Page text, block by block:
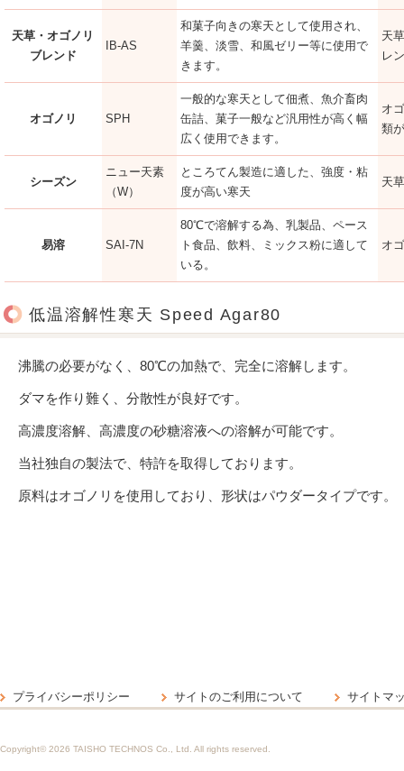
天草・オゴノリ
ブレンド
IB-AS
和菓子向きの寒天として使用され、
羊羹、淡雪、和風ゼリー等に使用で
きます。
天
レ
オゴノリ SPH
一般的な寒天として佃煮、魚介畜肉
缶詰、菓子一般など汎用性が高く幅
広く使用できます。
オ
類
シーズン
ニュー天素
（W）
ところてん製造に適した、強度・粘
度が高い寒天
天草
易溶 SAI-7N
80℃で溶解する為、乳製品、ペース
ト食品、飲料、ミックス粉に適して
いる。
オ
低温溶解性寒天 Speed Agar80
沸騰の必要がなく、80℃の加熱で、完全に溶解します。
ダマを作り難く、分散性が良好です。
高濃度溶解、高濃度の砂糖溶液への溶解が可能です。
当社独自の製法で、特許を取得しております。
原料はオゴノリを使用しており、形状はパウダータイプです。
プライバシーポリシー サイトのご利用について サイトマ
Copyright© 2026 TAISHO TECHNOS Co., Ltd. All rights reserved.